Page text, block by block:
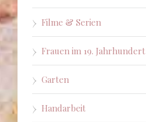
Filme & Serien
Frauen im 19. Jahrhundert
Garten
Handarbeit